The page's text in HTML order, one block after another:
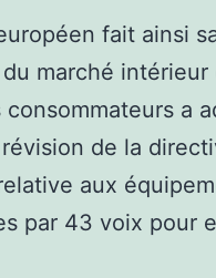
fait ainsi
marché intérieur
a
de la
aux
par 43 voix pour